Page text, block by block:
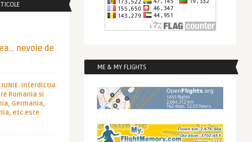
nevoie de
IUNIE. Interdictia
Romania si
Germania,
etc este
ME & MY FLIGHTS